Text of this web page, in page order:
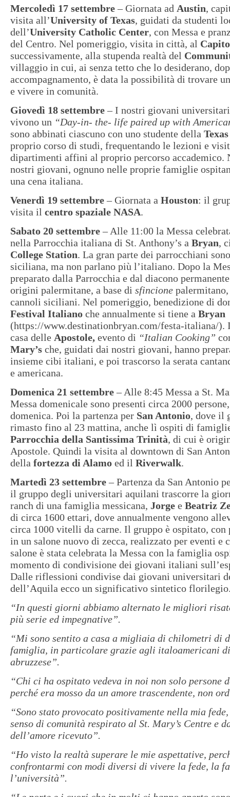
Mercoledì 17 settembre– Giornata ad Austin,
visita all’University of Texas, guidati da studenti
dell’University Catholic Center, con Messa e
del Centro. Nel pomeriggio, visita in città, al
successivamente, alla stupenda realtà del
villaggio in cui, ai senza tetto che lo desiderano,
accompagnamento, è data la possibilità di trovare
e vivere in comunità.
Giovedì 18 settembre– I nostri giovani
vivono un “Day-in- the- life paired up with
sono abbinati ciascuno con uno studente della
proprio corso di studi, frequentando le lezioni e
dipartimenti affini al proprio percorso accademico.
nostri giovani, ognuno nelle proprie famiglie
una cena italiana.
Venerdì 19 settembre– Giornata a Houston: il
visita il centro spaziale NASA.
Sabato 20 settembre– Alle 11:00 la Messa
nella Parrocchia italiana di St. Anthony’s a Bryan,
College Station. La gran parte dei parrocchiani
siciliana, ma non parlano più l’italiano. Dopo la
preparato dalla Parrocchia e dal diacono
origini palermitane, a base di sfincione palermitano,
cannoli siciliani. Nel pomeriggio, benedizione di
Festival Italiano che annualmente si tiene a Bryan
(https://www.destinationbryan.com/festa-italiana/).
casa delle Apostole, evento di “Italian Cooking”
Mary’s che, guidati dai nostri giovani, hanno
insieme cibi italiani, e poi trascorso la serata
e americana.
Domenica 21 settembre– Alle 8:45 Messa a St.
Messa domenicale sono presenti circa 2000
domenica. Poi la partenza per San Antonio, dove il
rimasto fino al 23 mattina, anche lì ospiti di
Parrocchia della Santissima Trinità, di cui è
Apostole. Quindi la visita al downtown di San
della fortezza di Alamo ed il Riverwalk.
Martedì 23 settembre– Partenza da San Antonio
il gruppo degli universitari aquilani trascorre la
ranch di una famiglia messicana, Jorge e Beatriz
di circa 1600 ettari, dove annualmente vengono
circa 1000 vitelli da carne. Il gruppo è ospitato, con
in un salone nuovo di zecca, realizzato per eventi e
salone è stata celebrata la Messa con la famiglia
momento di condivisione dei giovani italiani
Dalle riflessioni condivise dai giovani universitari
dell’Aquila ecco un significativo sintetico
“In questi giorni abbiamo alternato le migliori
più serie ed impegnative”.
“Mi sono sentito a casa a migliaia di chilometri di
famiglia, in particolare grazie agli italoamericani
abruzzese”.
“Chi ci ha ospitato vedeva in noi non solo persone
perché era mosso da un amore trascendente, non
“Sono stato provocato positivamente nella mia
senso di comunità respirato al St. Mary’s Centre e
dell’amore ricevuto”.
“Ho visto la realtà superare le mie aspettative,
confrontarmi con modi diversi di vivere la fede, la
l’università”.